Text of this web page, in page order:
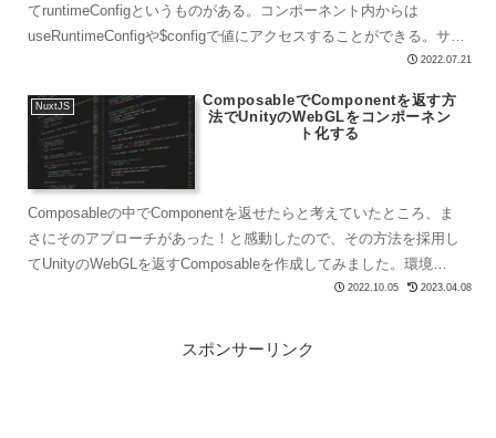
てruntimeConfigというものがある。コンポーネント内からは
useRuntimeConfigや$configで値にアクセスすることができる。サー
2022.07.21
NuxtJS
ComposableでComponentを返す方
法でUnityのWebGLをコンポーネン
ト化する
Composableの中でComponentを返せたらと考えていたところ、ま
さにそのアプローチがあった！と感動したので、その方法を採用し
てUnityのWebGLを返すComposableを作成してみました。環境
2022.10.05 2023.04.08
スポンサーリンク